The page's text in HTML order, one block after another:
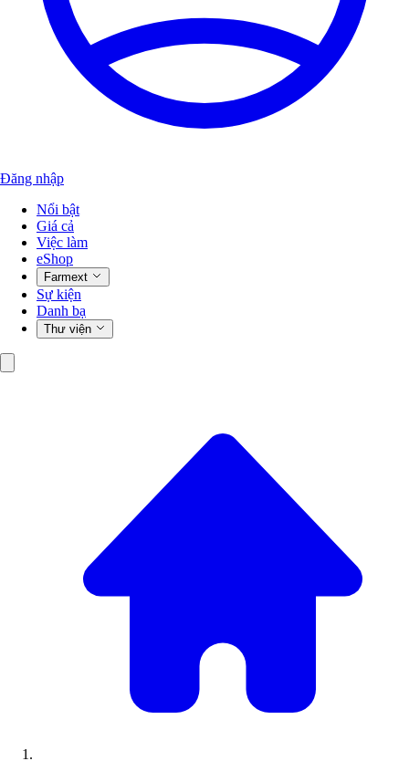
Đăng nhập
Nổi bật
Giá cả
Việc làm
eShop
Farmext
Sự kiện
Danh bạ
Thư viện